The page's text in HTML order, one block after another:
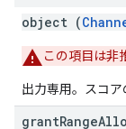
object (
この項目は非
出力専用。スコア
grantRange